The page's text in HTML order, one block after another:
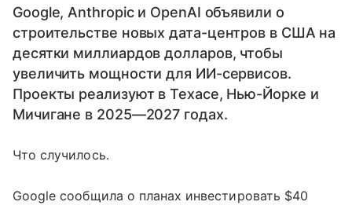
Google, Anthropic и OpenAI объявили о
строительстве новых дата-центров в США на
десятки миллиардов долларов, чтобы
увеличить мощности для ИИ-сервисов.
Проекты реализуют в Техасе, Нью-Йорке и
Мичигане в 2025—2027 годах.
Что случилось.
Google сообщила о планах инвестировать $40